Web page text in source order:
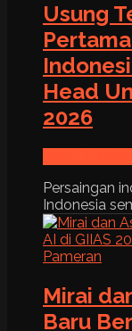
Usung
Head
2026
Persaingan
Indonesia
Mirai
Baru